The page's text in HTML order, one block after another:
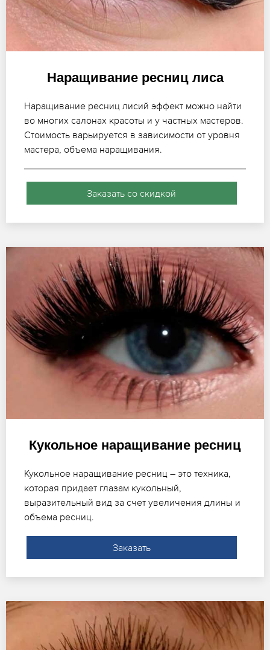
Наращивание ресниц лиса
Наращивание ресниц лисий эффект можно найти
во многих салонах красоты и у частных мастеров.
Стоимость варьируется в зависимости от уровня
мастера, объема наращивания.
Заказать со скидкой
Кукольное наращивание ресниц
Кукольное наращивание ресниц – это техника,
которая придает глазам кукольный,
выразительный вид за счет увеличения длины и
объема ресниц.
Заказать